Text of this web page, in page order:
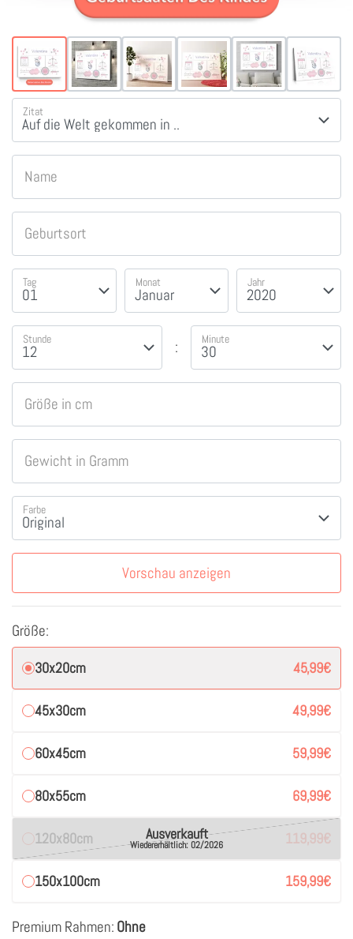
Zitat
Name
Geburtsort
Tag Monat Jahr
Stunde : Minute
Größe in cm
Gewicht in Gramm
Farbe
Vorschau anzeigen
Größe:
30x20cm 45,99€
45x30cm 49,99€
60x45cm 59,99€
80x55cm 69,99€
120x80cm Ausverkauft
Wiedererhältlich: 02/2026 119,99€
150x100cm 159,99€
Premium Rahmen: Ohne